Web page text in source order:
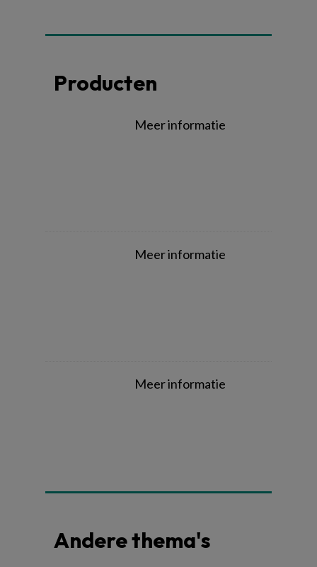
Producten
Meer informatie
Meer informatie
Meer informatie
Andere thema's